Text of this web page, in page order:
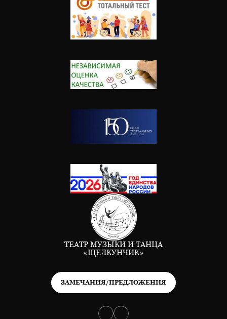
ТЕАТР МУЗЫКИ И ТАНЦА
«ЩЕЛКУНЧИК»
ЗАМЕЧАНИЯ/ПРЕДЛОЖЕНИЯ